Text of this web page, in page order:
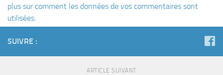
plus sur comment les données de vos commentaires sont
utilisées.
SUIVRE :
ARTICLE SUIVANT